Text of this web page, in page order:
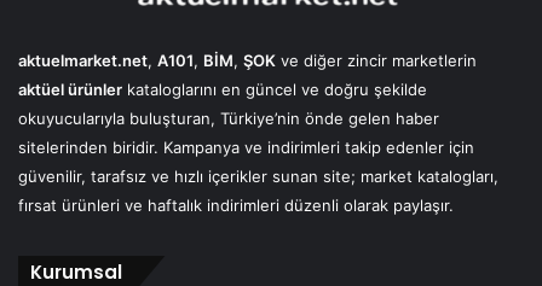
aktuelmarket.net, A101, BİM, ŞOK ve diğer zincir marketlerin
aktüel ürünler kataloglarını en güncel ve doğru şekilde
okuyucularıyla buluşturan, Türkiye’nin önde gelen haber
sitelerinden biridir. Kampanya ve indirimleri takip edenler için
güvenilir, tarafsız ve hızlı içerikler sunan site; market katalogları,
fırsat ürünleri ve haftalık indirimleri düzenli olarak paylaşır.
Kurumsal